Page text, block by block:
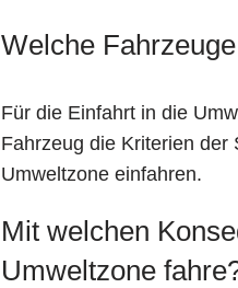
Welche
Für die Einfahrt in die
Fahrzeug die Kriterien der
Umweltzone einfahren.
Mit welchen
Umweltzone